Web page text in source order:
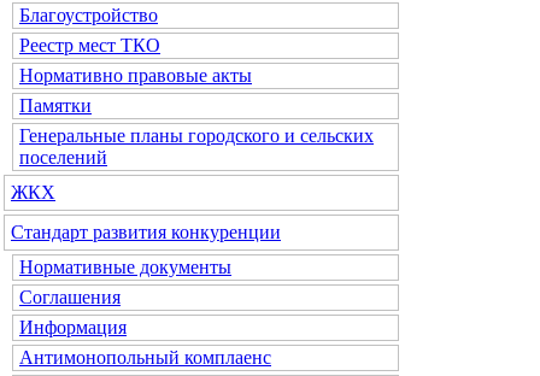
Благоустройство
Реестр мест ТКО
Нормативно правовые акты
Памятки
Генеральные планы городского и сельских
поселений
ЖКХ
Стандарт развития конкуренции
Нормативные документы
Соглашения
Информация
Антимонопольный комплаенс